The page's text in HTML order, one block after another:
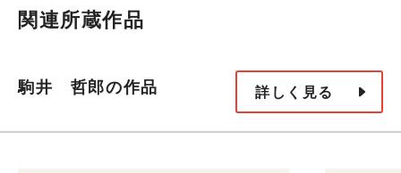
関連所蔵作品
駒井 哲郎の作品 詳しく見る